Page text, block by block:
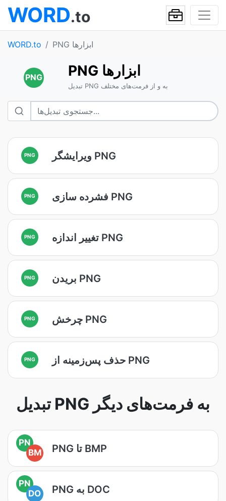
WORD.to
WORD.to PNG ابزارها
PNG PNG ابزارها
تبدیل PNG به و از فرمت‌های مختلف
PNG ویرایشگر PNG
PNG فشرده سازی PNG
PNG تغییر اندازه PNG
PNG بریدن PNG
PNG چرخش PNG
PNG حذف پس‌زمینه از PNG
تبدیل PNG به فرمت‌های دیگر
PN
BM
PNG تا BMP
PN
DO
PNG به DOC